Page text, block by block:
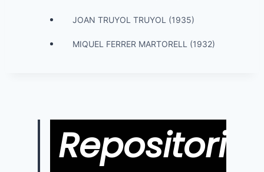
JOAN TRUYOL TRUYOL (1935)
MIQUEL FERRER MARTORELL (1932)
Repositori